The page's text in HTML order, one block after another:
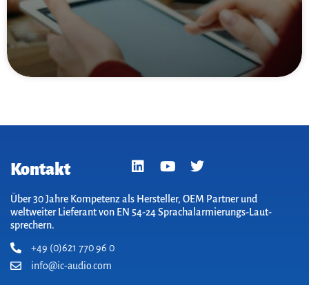
Kontakt
Über 30 Jahre Kompetenz als Hersteller, OEM Partner und
weltweiter Lieferant von EN 54-24 Sprach­alarm­ierungs-Laut­
sprechern.
+49 (0)621 770 96 0
info@ic-audio.com